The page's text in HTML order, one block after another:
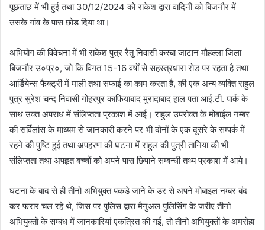
पूछताछ में भी हुई तथा 30/12/2024 को राकेश द्वारा वादिनी को बिजनौर में
उसके गांव के पास छोड दिया था।
अभियोग की विवेचना में भी राकेश पुत्र रैतु निवासी कस्बा जाटान मौहल्ला जिला
बिजनौर उ०प्र०, जो कि विगत 15-16 वर्षों से सहस्त्रधारा रोड पर रहता है तथा
आर्डियेन्स फैक्ट्री में माली तथा सफाई का काम करता है, की एक अन्य व्यक्ति राहुल
पुत्र सुरेश चन्द निवासी गोहरपुर काफियाबाद मुरादाबाद हाल पता आई.टी. पार्क के
साथ उक्त अपराध में संलिप्तता प्रकाश में आई। राहुल उपरोक्त के मोबाईल नम्बर
की सर्विलांस के माध्यम से जानकारी करने पर भी दोनों के एक दूसरे के सम्पर्क में
रहने की पुष्टि हुई तथा अपहरण की घटना में राहुल की पुत्री तानिया की भी
संलिप्तता तथा अपहृत बच्चों को अपने पास छिपाने सम्बन्धी तथ्य प्रकाश में आये।
घटना के बाद से ही तीनो अभियुक्त पकडे जाने के डर से अपने मोबाइल नम्बर बंद
कर फरार चल रहे थे, जिस पर पुलिस द्वारा मैनुअल पुलिसिंग के जरीए तीनो
अभियुक्तों के सम्बंध में जानकारियां एकत्रित की गई, तो तीनो अभियुक्तों के अमरोहा